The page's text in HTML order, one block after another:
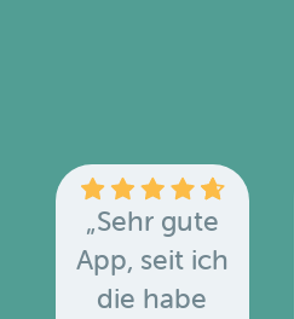
„Sehr gute
App, seit ich
die habe